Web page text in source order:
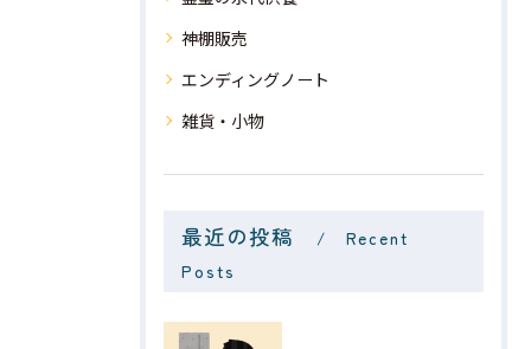
神棚販売
エンディングノート
雑貨・小物
最近の投稿
Recent
Posts